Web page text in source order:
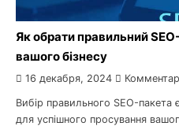
Як обрати правильний
вашого бізнесу
16 декабря, 2024
Вибір правильного SEO-
для успішного просування